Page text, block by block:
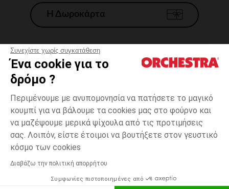
Συνεχίστε χωρίς συγκατάθεση
Ένα cookie για το
δρόμο ?
Περιμένουμε με ανυπομονησία να πατήσετε το μαγικό
κουμπί για να βάλουμε τα cookies μας στο φούρνο και
να μαζέψουμε μερικά ψίχουλα από τις προτιμήσεις
σας. Λοιπόν, είστε έτοιμοι να βουτήξετε στον γευστικό
κόσμο των cookies
Διαβάζω την πολιτική απορρήτου
Συμφωνίες πιστοποιημένες από
Καφέ
one
Δυνατότητα πληρωμής με
Η Δωροκάρτα
Γενικοί 'Οροι Πώλησης
*Εμπορικες προσφορες
Προσωπικά δεδομένα
Διαχείρηση των cookies
Προσβασιμότητα: μη συμμορφούμενη
H Orchestra συμμετέχει στον κωδικά δεοντολογίας και στο σύστημα
μεσολάβησης της Γαλλικής Ομοσπονδίας Ηλεκτρονικού Εμπορίου.